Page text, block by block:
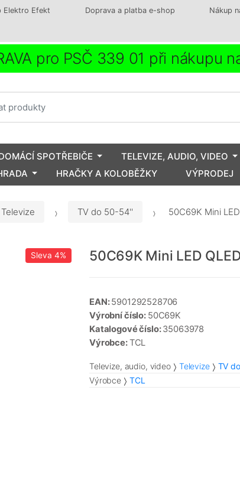
Elektro Efekt Doprava a platba e-shop Nákup
pro PSČ 339 01 při nákupu
SPOTŘEBIČE TELEVIZE, AUDIO, VIDEO
HRAČKY A KOLOBĚŽKY VÝPRODEJ
Televize TV do 50-54'' 50C69K Mini
Sleva 4% 50C69K Mini LED
EAN:5901292528706
Výrobní číslo: 50C69K
Katalogové číslo:35063978
Výrobce:TCL
Televize, audio, video Televize
TV
Výrobce
TCL